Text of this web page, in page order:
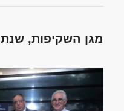
מגן השקיפות, שנת 2021